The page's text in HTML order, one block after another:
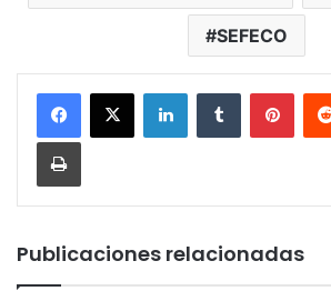
SEFECO
LinkedInTumblr
Imprimir
Publicaciones relacionadas